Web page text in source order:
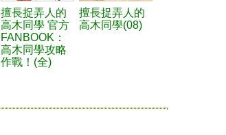
擅長捉弄人的
高木同學 官方
FANBOOK：
高木同學攻略
作戰！(全)
擅長捉弄人的
高木同學(08)